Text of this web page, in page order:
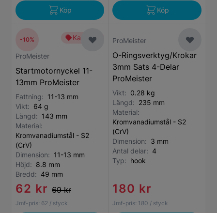
Köp Köp
Kampanj
ProMeister
Startmotornyckel 11-
13mm ProMeister
Fattning: 11-13 mm
Vikt: 64 g
Längd: 143 mm
Material:
Kromvanadiumstål - S2
(CrV)
Dimension: 11-13 mm
Höjd: 8.8 mm
Bredd: 49 mm
62 kr 69 kr
Jmf-pris: 62 / styck
-10% ProMeister
O-Ringsverktyg/Krokar
3mm Sats 4-Delar
ProMeister
Vikt: 0.28 kg
Längd: 235 mm
Material:
Kromvanadiumstål - S2
(CrV)
Dimension: 3 mm
Antal delar: 4
Typ: hook
180 kr
Jmf-pris: 180 / styck